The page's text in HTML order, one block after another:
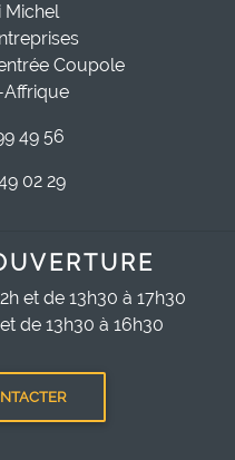
Michel
Coupole
Affrique
49 56
02 29
et de 13h30 à 17h30
de 13h30 à 16h30